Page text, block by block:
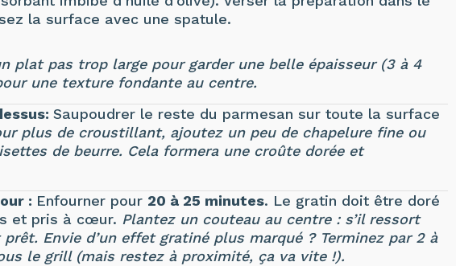
la surface avec une spatule.
plat pas trop large pour garder une belle épaisseur (3 à 4
une texture fondante au centre.
Saupoudrer le reste du parmesan sur toute la surface
plus de croustillant, ajoutez un peu de chapelure fine ou
de beurre. Cela formera une croûte dorée et
: Enfourner pour 20 à 25 minutes. Le gratin doit être doré
et pris à cœur. Plantez un couteau au centre : s’il ressort
prêt. Envie d’un effet gratiné plus marqué ? Terminez par 2 à
le grill (mais restez à proximité, ça va vite !).